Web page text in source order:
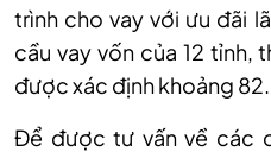
trình cho vay với ưu đãi
cầu vay vốn của 12 tỉnh,
được xác định khoảng
Để được tư vấn về các